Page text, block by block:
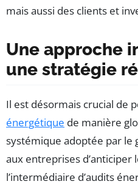
mais aussi des clients et
Une approche
une stratégie
Il est désormais crucial de
énergétique de manière
systémique adoptée par le
aux entreprises d’anticiper
l’intermédiaire d’audits